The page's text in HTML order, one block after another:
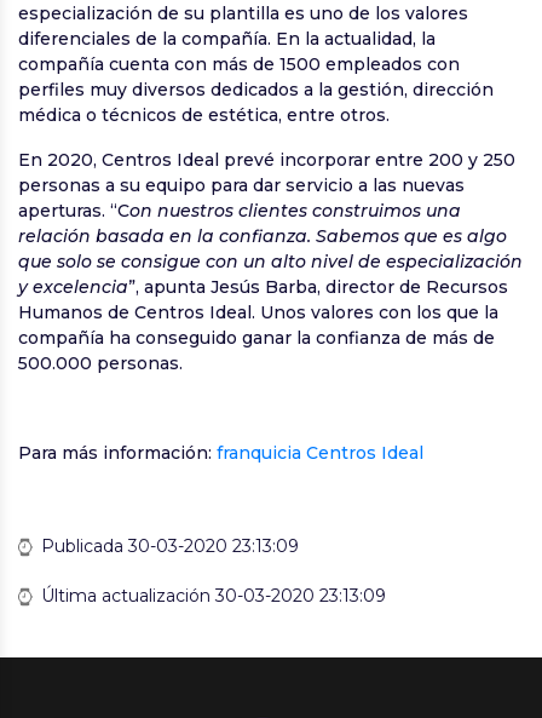
especialización de su plantilla es uno de los valores
diferenciales de la compañía. En la actualidad, la
compañía cuenta con más de 1500 empleados con
perfiles muy diversos dedicados a la gestión, dirección
médica o técnicos de estética, entre otros.
En 2020, Centros Ideal prevé incorporar entre 200 y 250
personas a su equipo para dar servicio a las nuevas
aperturas. “Con nuestros clientes construimos una
relación basada en la confianza. Sabemos que es algo
que solo se consigue con un alto nivel de especialización
y excelencia”, apunta Jesús Barba, director de Recursos
Humanos de Centros Ideal. Unos valores con los que la
compañía ha conseguido ganar la confianza de más de
500.000 personas.
Para más información: franquicia Centros Ideal
Publicada 30-03-2020 23:13:09
Última actualización 30-03-2020 23:13:09